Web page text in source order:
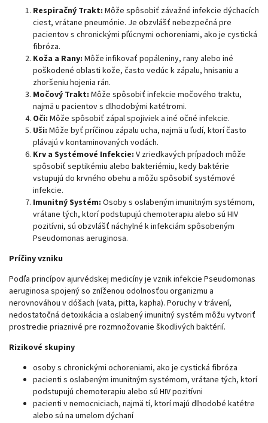
Respiračný Trakt: Môže spôsobiť závažné infekcie dýchacích
ciest, vrátane pneumónie. Je obzvlášť nebezpečná pre
pacientov s chronickými pľúcnymi ochoreniami, ako je cystická
fibróza.
Koža a Rany: Môže infikovať popáleniny, rany alebo iné
poškodené oblasti kože, často vedúc k zápalu, hnisaniu a
zhoršeniu hojenia rán.
Močový Trakt: Môže spôsobiť infekcie močového traktu,
najmä u pacientov s dlhodobými katétromi.
Oči: Môže spôsobiť zápal spojiviek a iné očné infekcie.
Uši: Môže byť príčinou zápalu ucha, najmä u ľudí, ktorí často
plávajú v kontaminovaných vodách.
Krv a Systémové Infekcie: V zriedkavých prípadoch môže
spôsobiť septikémiu alebo bakteriémiu, kedy baktérie
vstupujú do krvného obehu a môžu spôsobiť systémové
infekcie.
Imunitný Systém: Osoby s oslabeným imunitným systémom,
vrátane tých, ktorí podstupujú chemoterapiu alebo sú HIV
pozitívni, sú obzvlášť náchylné k infekciám spôsobeným
Pseudomonas aeruginosa.
Príčiny vzniku
Podľa princípov ajurvédskej medicíny je vznik infekcie Pseudomonas
aeruginosa spojený so zníženou odolnosťou organizmu a
nerovnováhou v dóšach (vata, pitta, kapha). Poruchy v trávení,
nedostatočná detoxikácia a oslabený imunitný systém môžu vytvoriť
prostredie priaznivé pre rozmnožovanie škodlivých baktérií.
Rizikové skupiny
osoby s chronickými ochoreniami, ako je cystická fibróza
pacienti s oslabeným imunitným systémom, vrátane tých, ktorí
podstupujú chemoterapiu alebo sú HIV pozitívni
pacienti v nemocniciach, najmä tí, ktorí majú dlhodobé katétre
alebo sú na umelom dýchaní